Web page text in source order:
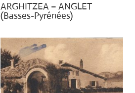
ARGHITZEA – ANGLET
(Basses-Pyrénées)